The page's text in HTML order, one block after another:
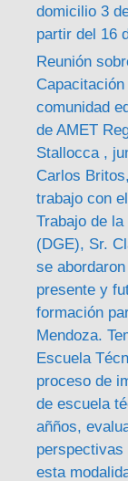
domicilio 3
partir del 16
Reunión
comunidad
de AMET
Stallocca ,
Carlos
trabajo con
Trabajo de
(DGE), Sr.
se
presente y
formación
Mendoza.
Escuela
proceso de
de escuela
añños,
perspectivas
esta